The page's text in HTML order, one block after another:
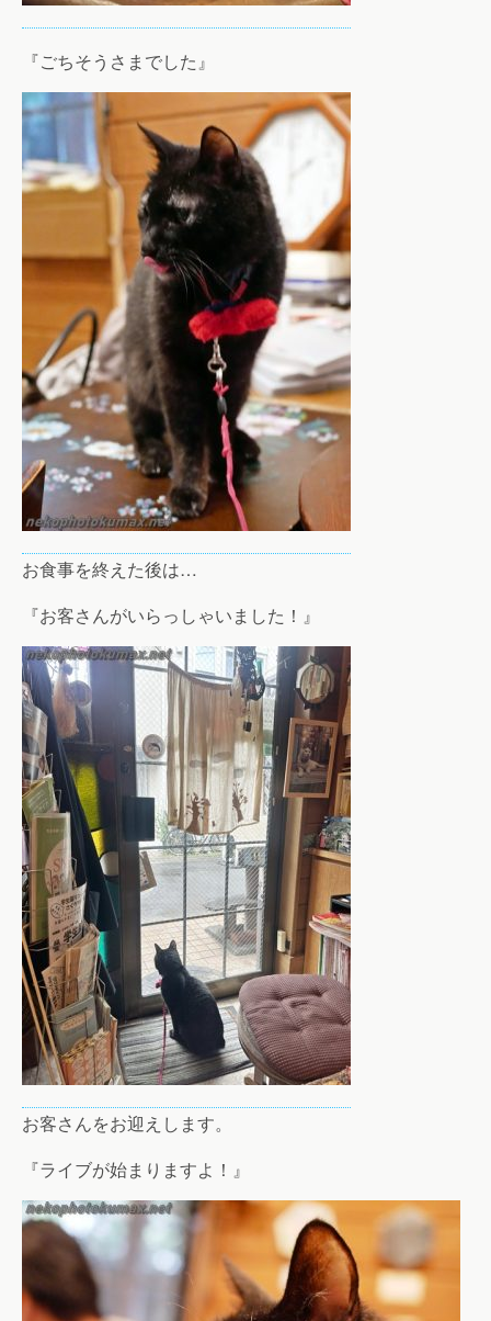
『ごちそうさまでした』
お食事を終えた後は…
『お客さんがいらっしゃいました！』
お客さんをお迎えします。
『ライブが始まりますよ！』